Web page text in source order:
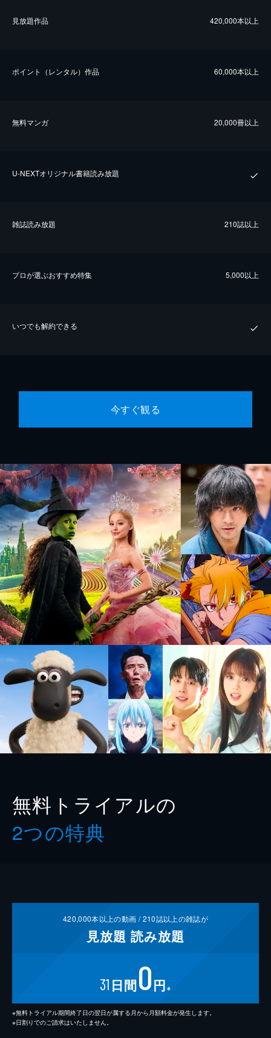
⾒放題作品 420,000本以上
ポイント（レンタル）作品 60,000本以上
無料マンガ 20,000冊以上
U-NEXTオリジナル書籍読み放題
雑誌読み放題 210誌以上
プロが選ぶおすすめ特集 5,000以上
いつでも解約できる
今すぐ観る
無料トライアルの
2つの特典
420,000本以上の動画 /210誌以上の雑誌が
見放題 読み放題
31 日間0円 ※
※無料トライアル期間終了日の翌日が属する月から月額料金が発生します。
※日割りでのご請求はいたしません。